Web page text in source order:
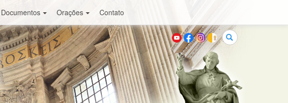
Documentos Orações Contato
Buscar